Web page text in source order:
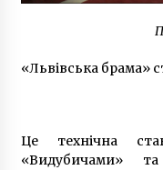
«Львівська брама»
Це технічна
«Видубичами»